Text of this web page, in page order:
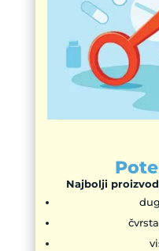
Najbolji